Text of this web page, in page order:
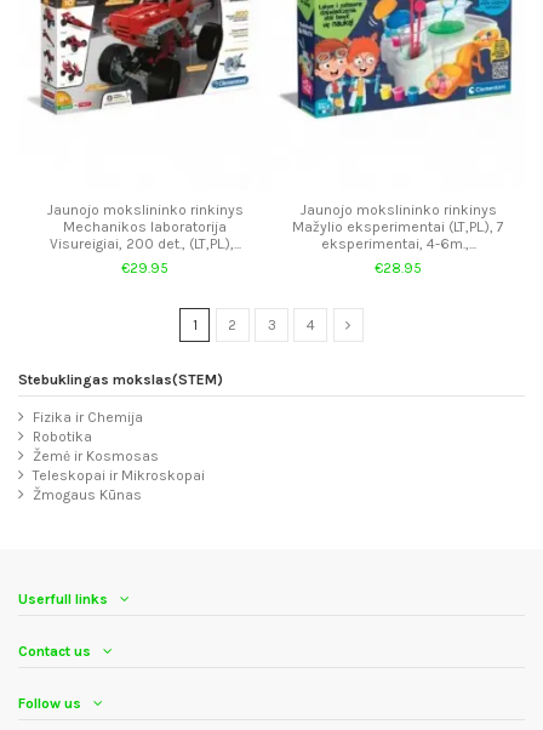
Jaunojo mokslininko rinkinys
Mechanikos laboratorija
Visureigiai, 200 det., (LT,PL.),...
€29.95
Jaunojo mokslininko rinkinys
Mažylio eksperimentai (LT,PL.), 7
eksperimentai, 4-6m.,...
€28.95
1 2 3 4
Stebuklingas mokslas(STEM)
Fizika ir Chemija
Robotika
Žemė ir Kosmosas
Teleskopai ir Mikroskopai
Žmogaus Kūnas
Userfull links
Contact us
Follow us